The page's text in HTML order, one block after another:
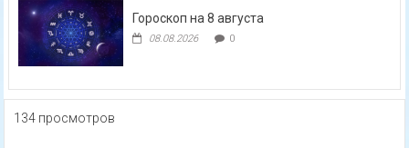
Гороскоп на 8 августа
08.08.2026 0
134 просмотров